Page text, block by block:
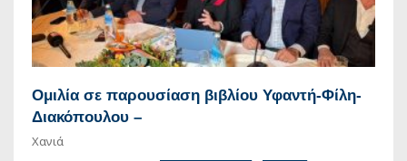
Ομιλία σε παρουσίαση βιβλίου Υφαντή-Φίλη-
Διακόπουλου –
Χανιά